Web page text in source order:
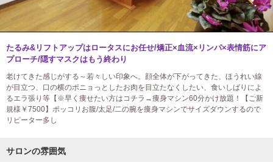
たるみ&リフトアップはロータスにお任せ/矯正×血流×リンパ×表情筋にア
プローチ/隠すマスクはもう終わり
老けてきた感じがする～若々しい印象へ。顔全体が下がってきた、ほうれい線
が目立つ、口の横のポニョっとしたお肉を目立たなくしたい、食いしばりによ
るエラ張り等【※早く痩せたい方はコチラ→痩身マシン60分かけ放題！【ご新
規様￥7500】ポッコリお腹/太足/二の腕を痩身マシンでサイズダウンするので
リピーター多し
サロンの雰囲気